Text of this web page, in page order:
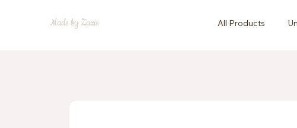
Made by Zazie All Products